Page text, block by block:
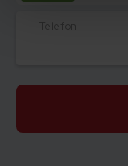
Telefon